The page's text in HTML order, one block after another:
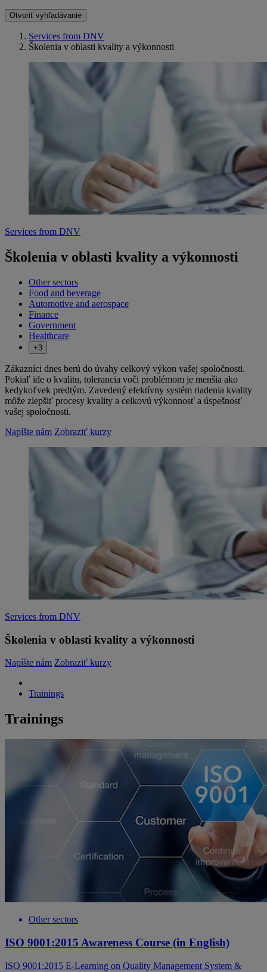
Otvoriť vyhľadávanie
Services from DNV
Školenia v oblasti kvality a výkonnosti
Services from DNV
Školenia v oblasti kvality a výkonnosti
Other sectors
Food and beverage
Automotive and aerospace
Finance
Government
Healthcare
+3
Zákazníci dnes berú do úvahy celkový výkon vašej spoločnosti.
Pokiaľ ide o kvalitu, tolerancia voči problémom je menšia ako
kedykoľvek predtým. Zavedený efektívny systém riadenia kvality
môže zlepšiť procesy kvality a celkovú výkonnosť a úspešnosť
vašej spoločnosti.
Napíšte nám Zobraziť kurzy
Services from DNV
Školenia v oblasti kvality a výkonnosti
Napíšte nám Zobraziť kurzy
Trainings
Trainings
Other sectors
ISO 9001:2015 Awareness Course (in English)
ISO 9001:2015 E-Learning on Quality Management System &